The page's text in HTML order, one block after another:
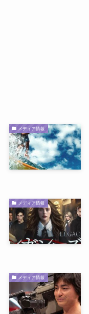
メディア情報
メディア情報
メディア情報